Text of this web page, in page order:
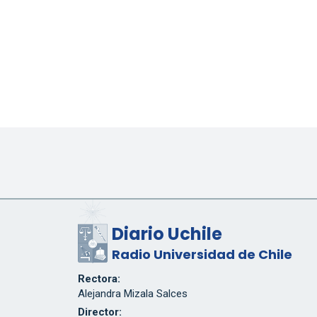
Diario Uchile
Radio Universidad de Chile
Rectora:
Alejandra Mizala Salces
Director: